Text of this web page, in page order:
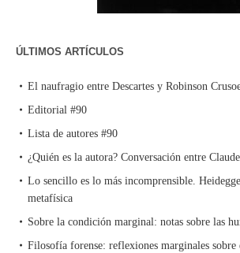
ÚLTIMOS ARTÍCULOS
El naufragio entre Descartes y Robinson
Editorial #90
Lista de autores #90
¿Quién es la autora? Conversación entre
Lo sencillo es lo más incomprensible.
metafísica
Sobre la condición marginal: notas sobre las
Filosofía forense: reflexiones marginales sobre